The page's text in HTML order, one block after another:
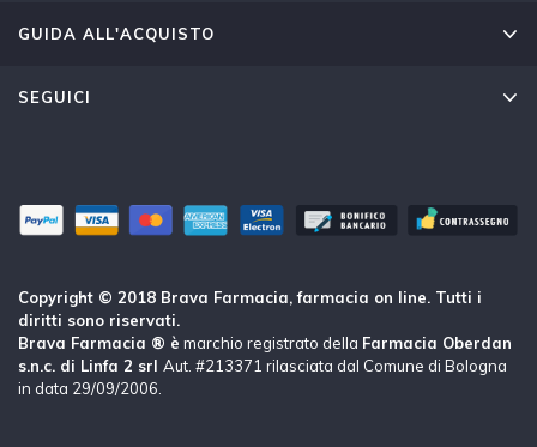
GUIDA ALL'ACQUISTO
SEGUICI
Copyright © 2018 Brava Farmacia, farmacia on line. Tutti i
diritti sono riservati.
Brava Farmacia ® è marchio registrato della Farmacia Oberdan
s.n.c. di Linfa 2 srl Aut. #213371 rilasciata dal Comune di Bologna
in data 29/09/2006.